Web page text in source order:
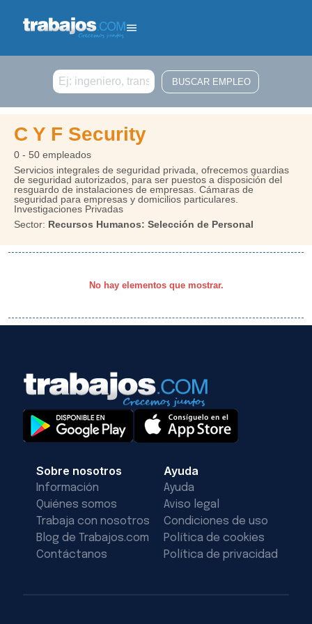
Buscar
C Y F Security
0 - 50 empleados
Servicios integrales de seguridad privada, ofrecemos guardias
de seguridad autorizados, para ser puestos a disposición del
resguardo de instalaciones de empresas. Cámaras de
seguridad para empresas y domicilios particulares.
Investigaciones Privadas
Sector: Recursos Humanos: Selección de Personal
No hay elementos que mostrar.
Sobre nosotros
Información
Quiénes somos
Trabaja con nosotros
Blog de Trabajos.com
Contáctanos
Ayuda
Ayuda
Aviso legal
Condiciones de uso
Política de cookies
Política de privacidad